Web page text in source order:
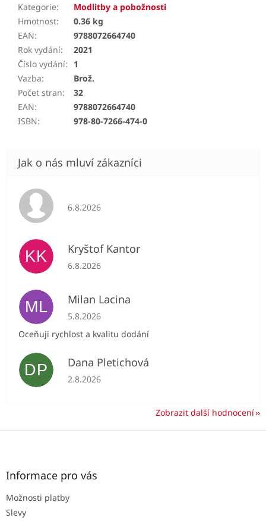
Kategorie:
Modlitby a pobožnosti
Hmotnost:
0.36 kg
EAN:
9788072664740
Rok vydání:
2021
Číslo vydání:
1
Vazba:
Brož.
Počet stran:
32
EAN:
9788072664740
ISBN: 978-80-7266-474-0
Hodnocení obchodu je 5 z 5 hvězdiček.
6.8.2026
KK Kryštof Kantor
Hodnocení obchodu je 5 z 5 hvězdiček.
6.8.2026
ML Milan Lacina
Hodnocení obchodu je 5 z 5 hvězdiček.
5.8.2026
Oceňuji rychlost a kvalitu dodání
DP Dana Pletichová
Hodnocení obchodu je 5 z 5 hvězdiček.
2.8.2026
Zobrazit další hodnocení
Z
Informace pro vás
Možnosti platby
Slevy